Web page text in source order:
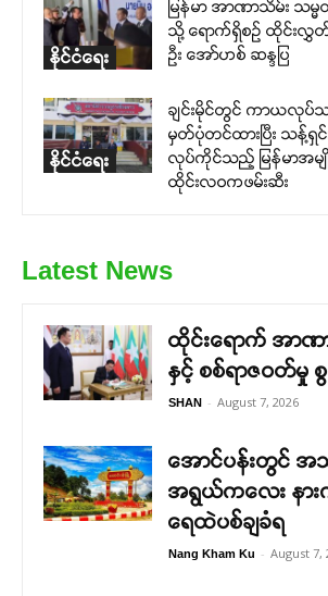
နိုင်ငံရေး
မြန်မာ အာဏာသိမ်း သ
သို့ ရောက်ရှိစဉ် ထိုင်း
ဦး အော်ဟစ် ဆန္ဒပြ
နိုင်ငံရေး
ချင်းမိုင်တွင် ကာယလုပ်သ
မှတ်ပုံတင်ထားပြီး သန့်ရှ
လုပ်ကိုင်သည့် မြန်မာအမျို
ထိုင်းလဝကဖမ်းဆီး
Latest News
ထိုင်းရောက် အာဏ
နှင့် စစ်ရာဇဝတ်မှု စွ
SHAN - August 7, 2026
အောင်ပန်းတွင် အ
အရွယ်ကလေး နား
ရေထဲပစ်ချခံရ
Nang Kham Ku - August 7,